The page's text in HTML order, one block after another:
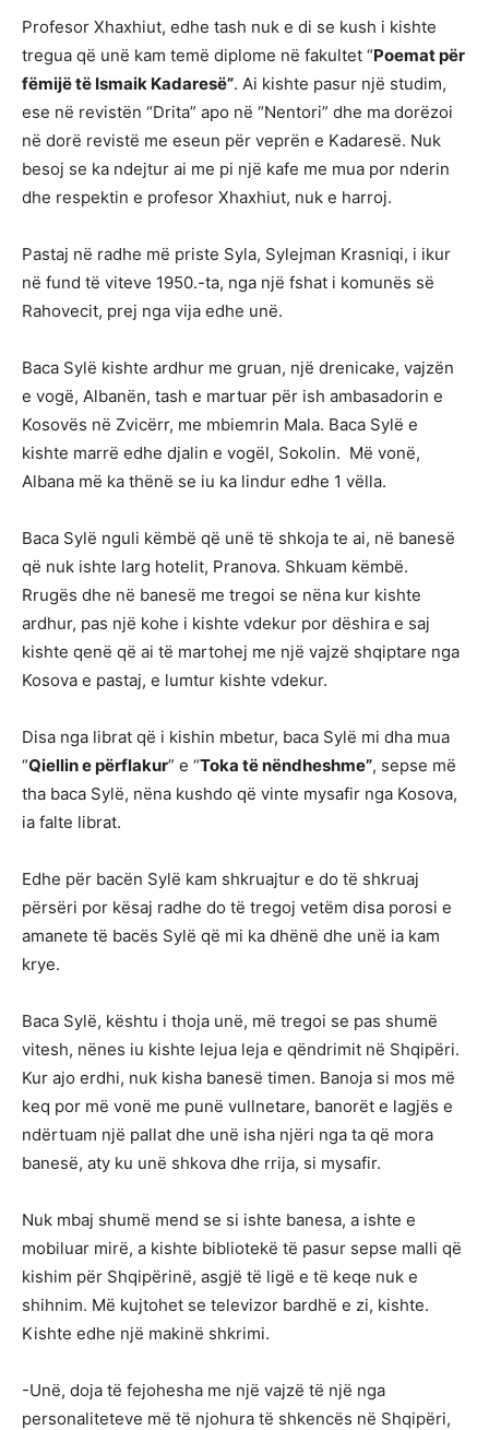
Profesor Xhaxhiut, edhe tash nuk e di se kush i kishte
tregua që unë kam temë diplome në fakultet “Poemat për
fëmijë të Ismaik Kadaresë”. Ai kishte pasur një studim,
ese në revistën “Drita” apo në “Nentori” dhe ma dorëzoi
në dorë revistë me eseun për veprën e Kadaresë. Nuk
besoj se ka ndejtur ai me pi një kafe me mua por nderin
dhe respektin e profesor Xhaxhiut, nuk e harroj.
Pastaj në radhe më priste Syla, Sylejman Krasniqi, i ikur
në fund të viteve 1950.-ta, nga një fshat i komunës së
Rahovecit, prej nga vija edhe unë.
Baca Sylë kishte ardhur me gruan, një drenicake, vajzën
e vogë, Albanën, tash e martuar për ish ambasadorin e
Kosovës në Zvicërr, me mbiemrin Mala. Baca Sylë e
kishte marrë edhe djalin e vogël, Sokolin. Më vonë,
Albana më ka thënë se iu ka lindur edhe 1 vëlla.
Baca Sylë nguli këmbë që unë të shkoja te ai, në banesë
që nuk ishte larg hotelit, Pranova. Shkuam këmbë.
Rrugës dhe në banesë me tregoi se nëna kur kishte
ardhur, pas një kohe i kishte vdekur por dëshira e saj
kishte qenë që ai të martohej me një vajzë shqiptare nga
Kosova e pastaj, e lumtur kishte vdekur.
Disa nga librat që i kishin mbetur, baca Sylë mi dha mua
“Qiellin e përflakur” e “Toka të nëndheshme”, sepse më
tha baca Sylë, nëna kushdo që vinte mysafir nga Kosova,
ia falte librat.
Edhe për bacën Sylë kam shkruajtur e do të shkruaj
përsëri por kësaj radhe do të tregoj vetëm disa porosi e
amanete të bacës Sylë që mi ka dhënë dhe unë ia kam
krye.
Baca Sylë, kështu i thoja unë, më tregoi se pas shumë
vitesh, nënes iu kishte lejua leja e qëndrimit në Shqipëri.
Kur ajo erdhi, nuk kisha banesë timen. Banoja si mos më
keq por më vonë me punë vullnetare, banorët e lagjës e
ndërtuam një pallat dhe unë isha njëri nga ta që mora
banesë, aty ku unë shkova dhe rrija, si mysafir.
Nuk mbaj shumë mend se si ishte banesa, a ishte e
mobiluar mirë, a kishte bibliotekë të pasur sepse malli që
kishim për Shqipërinë, asgjë të ligë e të keqe nuk e
shihnim. Më kujtohet se televizor bardhë e zi, kishte.
Kishte edhe një makinë shkrimi.
-Unë, doja të fejohesha me një vajzë të një nga
personaliteteve më të njohura të shkencës në Shqipëri,